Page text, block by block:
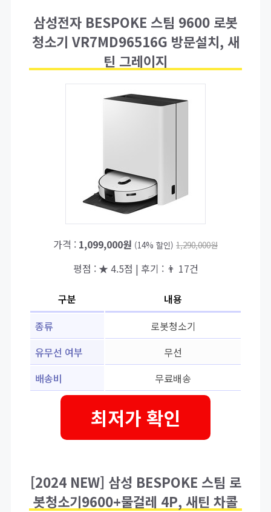
삼성전자 BESPOKE 스팀 9600 로봇
청소기 VR7MD96516G 방문설치, 새
틴 그레이지
가격 : 1,099,000원 (14% 할인) 1,290,000원
평점 : ★ 4.5점 | 후기 : 👨‍‍ 17건
구분
내용
종류
로봇청소기
유무선 여부
무선
배송비
무료배송
최저가 확인
[2024 NEW] 삼성 BESPOKE 스팀 로
봇청소기9600+물걸레 4P, 새틴 차콜